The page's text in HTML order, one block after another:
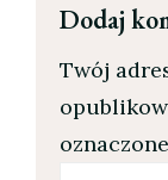
Dodaj
Twój
oznaczone